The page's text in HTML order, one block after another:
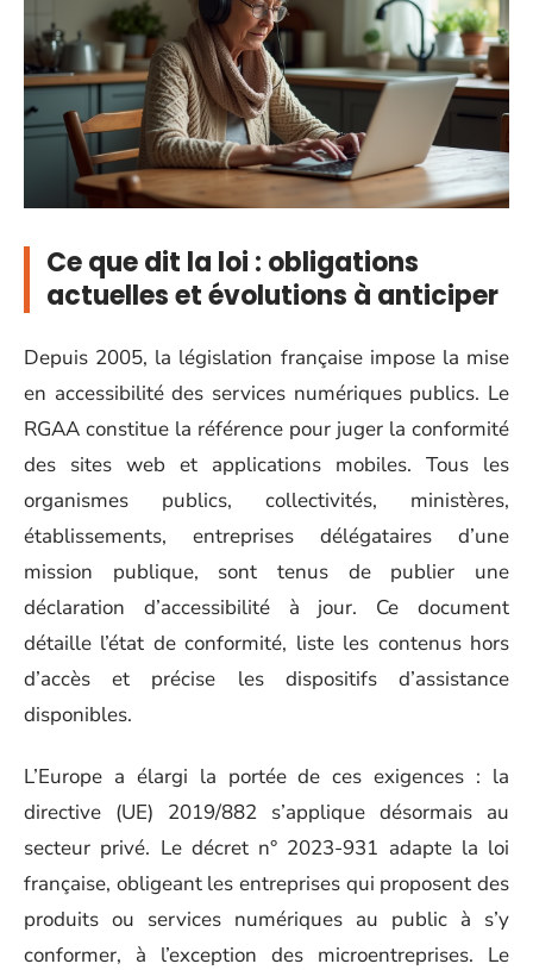
Ce que dit la loi : obligations
actuelles et évolutions à anticiper
Depuis 2005, la législation française impose la mise
en accessibilité des services numériques publics. Le
RGAA constitue la référence pour juger la conformité
des sites web et applications mobiles. Tous les
organismes publics, collectivités, ministères,
établissements, entreprises délégataires d’une
mission publique, sont tenus de publier une
déclaration d’accessibilité à jour. Ce document
détaille l’état de conformité, liste les contenus hors
d’accès et précise les dispositifs d’assistance
disponibles.
L’Europe a élargi la portée de ces exigences : la
directive (UE) 2019/882 s’applique désormais au
secteur privé. Le décret n° 2023-931 adapte la loi
française, obligeant les entreprises qui proposent des
produits ou services numériques au public à s’y
conformer, à l’exception des microentreprises. Le